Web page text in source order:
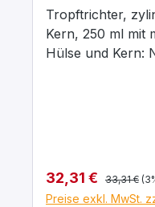
Tropftrichter,
Kern, 250 ml mit
Hülse und Kern:
Verkaufspreis:
32,31 € Regulärer
33,31 €
Preise exkl. MwSt.